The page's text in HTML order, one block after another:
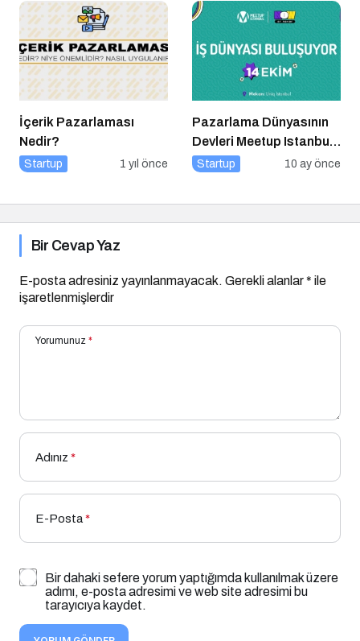
İçerik Pazarlaması
Nedir?
Startup 1 yıl önce
Pazarlama Dünyasının
Devleri Meetup Istanbul
2025’te Buluşuyor
Startup 10 ay önce
Bir Cevap Yaz
E-posta adresiniz yayınlanmayacak. Gerekli alanlar* ile
işaretlenmişlerdir
Yorumunuz *
Adınız *
E-Posta*
Bir dahaki sefere yorum yaptığımda kullanılmak üzere
adımı, e-posta adresimi ve web site adresimi bu
tarayıcıya kaydet.